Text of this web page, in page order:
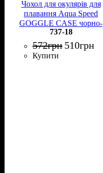
Чохол для окулярів для
плавання Aqua Speed
GOGGLE CASE чорно-
жовтий 737-18
737-18
572грн 510грн
Купити